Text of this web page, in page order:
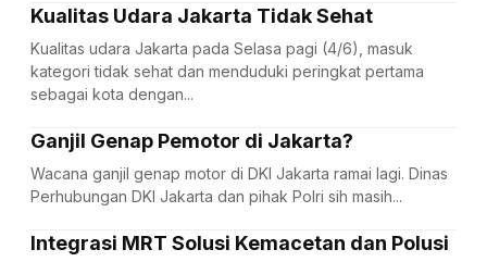
Kualitas Udara Jakarta Tidak Sehat
Kualitas udara Jakarta pada Selasa pagi (4/6), masuk
kategori tidak sehat dan menduduki peringkat pertama
sebagai kota dengan...
Ganjil Genap Pemotor di Jakarta?
Wacana ganjil genap motor di DKI Jakarta ramai lagi. Dinas
Perhubungan DKI Jakarta dan pihak Polri sih masih...
Integrasi MRT Solusi Kemacetan dan Polusi